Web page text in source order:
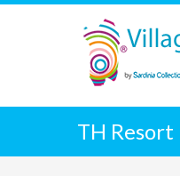
TH Resort